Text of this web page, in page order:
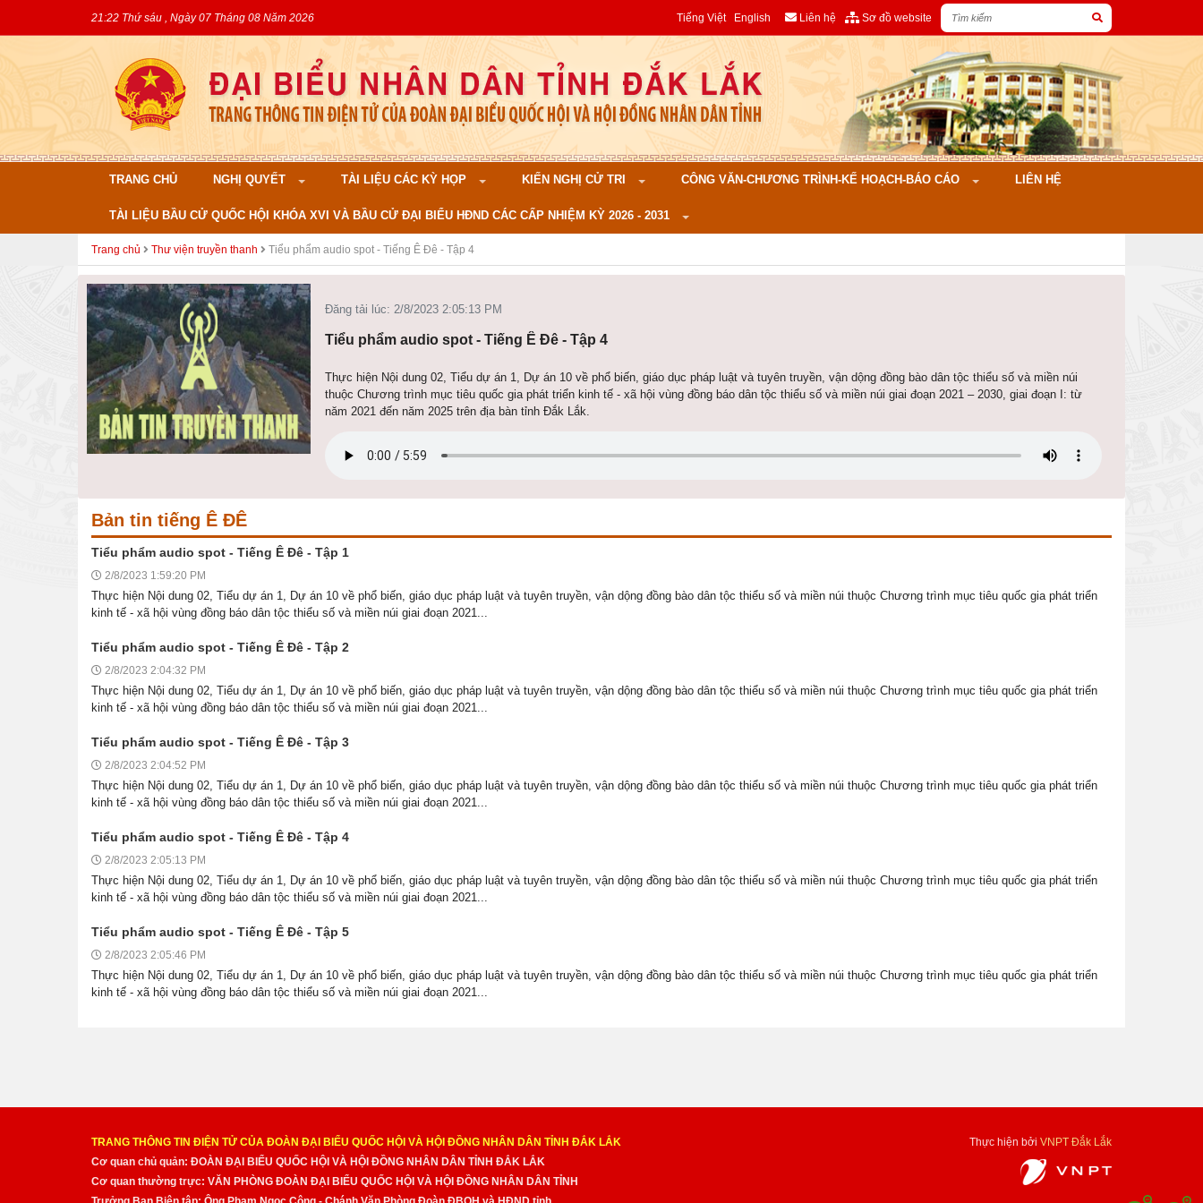
21:22 Thứ sáu , Ngày 07 Tháng 08 Năm 2026 Tiếng Việt English Liên hệ Sơ đồ website
TRANG CHỦ NGHỊ QUYẾT TÀI LIỆU CÁC KỲ HỌP KIẾN NGHỊ CỬ TRI CÔNG VĂN-CHƯƠNG TRÌNH-KẾ HOẠCH-BÁO CÁO LIÊN HỆ
TÀI LIỆU BẦU CỬ QUỐC HỘI KHÓA XVI VÀ BẦU CỬ ĐẠI BIỂU HĐND CÁC CẤP NHIỆM KỲ 2026 - 2031
Trang chủ Thư viện truyền thanh Tiểu phẩm audio spot - Tiếng Ê Đê - Tập 4
Đăng tải lúc: 2/8/2023 2:05:13 PM
Tiểu phẩm audio spot - Tiếng Ê Đê - Tập 4
Thực hiện Nội dung 02, Tiểu dự án 1, Dự án 10 về phổ biến, giáo dục pháp luật và tuyên truyền, vận dộng đồng bào dân tộc thiểu số và miền núi
thuộc Chương trình mục tiêu quốc gia phát triển kinh tế - xã hội vùng đồng báo dân tộc thiểu số và miền núi giai đoạn 2021 – 2030, giai đoạn I: từ
năm 2021 đến năm 2025 trên địa bàn tỉnh Đắk Lắk.
Bản tin tiếng Ê ĐÊ
Tiểu phẩm audio spot - Tiếng Ê Đê - Tập 1
2/8/2023 1:59:20 PM
Thực hiện Nội dung 02, Tiểu dự án 1, Dự án 10 về phổ biến, giáo dục pháp luật và tuyên truyền, vận dộng đồng bào dân tộc thiểu số và miền núi thuộc Chương trình mục tiêu quốc gia phát triển
kinh tế - xã hội vùng đồng báo dân tộc thiểu số và miền núi giai đoạn 2021...
Tiểu phẩm audio spot - Tiếng Ê Đê - Tập 2
2/8/2023 2:04:32 PM
Thực hiện Nội dung 02, Tiểu dự án 1, Dự án 10 về phổ biến, giáo dục pháp luật và tuyên truyền, vận dộng đồng bào dân tộc thiểu số và miền núi thuộc Chương trình mục tiêu quốc gia phát triển
kinh tế - xã hội vùng đồng báo dân tộc thiểu số và miền núi giai đoạn 2021...
Tiểu phẩm audio spot - Tiếng Ê Đê - Tập 3
2/8/2023 2:04:52 PM
Thực hiện Nội dung 02, Tiểu dự án 1, Dự án 10 về phổ biến, giáo dục pháp luật và tuyên truyền, vận dộng đồng bào dân tộc thiểu số và miền núi thuộc Chương trình mục tiêu quốc gia phát triển
kinh tế - xã hội vùng đồng báo dân tộc thiểu số và miền núi giai đoạn 2021...
Tiểu phẩm audio spot - Tiếng Ê Đê - Tập 4
2/8/2023 2:05:13 PM
Thực hiện Nội dung 02, Tiểu dự án 1, Dự án 10 về phổ biến, giáo dục pháp luật và tuyên truyền, vận dộng đồng bào dân tộc thiểu số và miền núi thuộc Chương trình mục tiêu quốc gia phát triển
kinh tế - xã hội vùng đồng báo dân tộc thiểu số và miền núi giai đoạn 2021...
Tiểu phẩm audio spot - Tiếng Ê Đê - Tập 5
2/8/2023 2:05:46 PM
Thực hiện Nội dung 02, Tiểu dự án 1, Dự án 10 về phổ biến, giáo dục pháp luật và tuyên truyền, vận dộng đồng bào dân tộc thiểu số và miền núi thuộc Chương trình mục tiêu quốc gia phát triển
kinh tế - xã hội vùng đồng báo dân tộc thiểu số và miền núi giai đoạn 2021...
TRANG THÔNG TIN ĐIỆN TỬ CỦA ĐOÀN ĐẠI BIỂU QUỐC HỘI VÀ HỘI ĐỒNG NHÂN DÂN TỈNH ĐẮK LẮK
Cơ quan chủ quản: ĐOÀN ĐẠI BIỂU QUỐC HỘI VÀ HỘI ĐỒNG NHÂN DÂN TỈNH ĐẮK LẮK
Cơ quan thường trực: VĂN PHÒNG ĐOÀN ĐẠI BIỂU QUỐC HỘI VÀ HỘI ĐỒNG NHÂN DÂN TỈNH
Thực hiện bởi VNPT Đắk Lắk